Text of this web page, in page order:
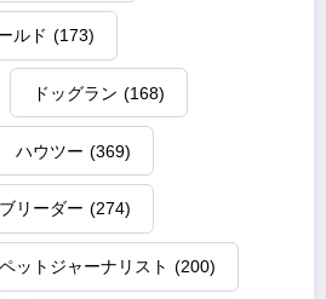
ルド (173)
ドッグラン (168)
ハウツー (369)
ブリーダー (274)
ペットジャーナリスト (200)